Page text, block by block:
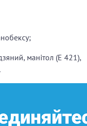
манітол (Е 421),